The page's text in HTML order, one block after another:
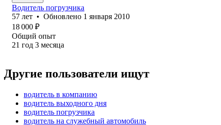
Водитель погрузчика
57 лет • Обновлено 1 января 2010
18 000 ₽
Общий опыт
21 год 3 месяца
Другие пользователи ищут
водитель в компанию
водитель выходного дня
водитель погрузчика
водитель на служебный автомобиль